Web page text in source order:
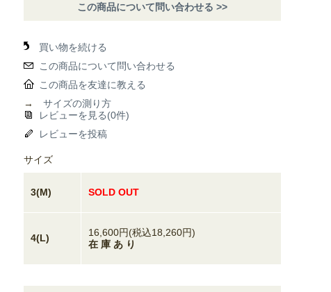
この商品について問い合わせる >>
買い物を続ける
この商品について問い合わせる
この商品を友達に教える
→ サイズの測り方
レビューを見る(0件)
レビューを投稿
サイズ
3(M) SOLD OUT
4(L)
16,600円(税込18,260円)
在 庫 あ り